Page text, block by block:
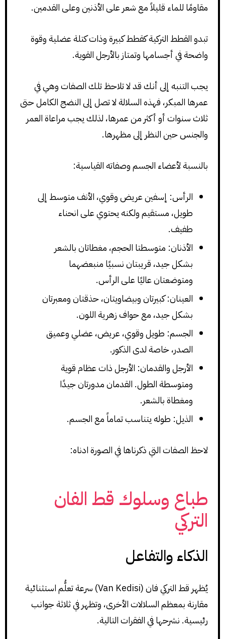
مقاومًا للماء قليلاً مع شعر على الأذنين وعلى القدمين.
تبدو القطط التركية كقطط كبيرة وذات كتلة عضلية وقوة
واضحة في أجسامها وتمتاز بالأرجل القوية.
يجب التنبه إلى أنك قد لا تلاحظ تلك الصفات وهي في
عمرها المبكر، فهذه السلالة لا تصل إلى النضج الكامل حتى
ثلاث سنوات أو أكثر من عمرها، لذلك يجب مراعاة العمر
والجنس حين النظر إلى مظهرها.
بالنسبة لأعضاء الجسم وصفاته القياسية:
الرأس: إسفين عريض وقوي، الأنف متوسط إلى
طويل، مستقيم ولكنه يحتوي على انحناء
طفيف.
الأذنان: متوسطتا الحجم، مغطاتان بالشعر
بشكل جيد، قريبتان نسبيًا منبعضهما
ومتوضعتان عاليًا على الرأس.
العينان: كبيرتان وبيضاويتان، حذقتان ومعبرتان
بشكل جيد، مع حواف زهرية اللون.
الجسم: طويل وقوي، عريض، عضلي وعميق
الصدر، خاصة لدى الذكور.
الأرجل والقدمان: الأرجل ذات عظام قوية
ومتوسطة الطول. القدمان مدورتان جيدًا
ومغطاة بالشعر.
الذيل: طوله يتناسب تماماً مع الجسم.
لاحظ الصفات التي ذكرناها في الصورة ادناه:
طباع وسلوك قط الفان
التركي
الذكاء والتفاعل
يُظهر قط التركي فان (Van Kedisi) سرعة تعلُّم استثنائية
مقارنة بمعظم السلالات الأخرى، وتظهر في ثلاثة جوانب
رئيسية. نشرحها في الفقرات التالية.